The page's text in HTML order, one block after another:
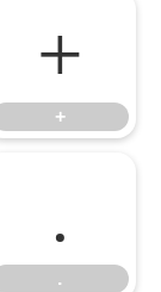
+
+
.
.